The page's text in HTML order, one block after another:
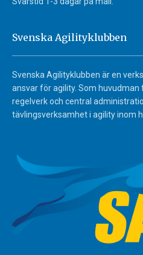
Svenska Agilityklubben
Svenska Agilityklubben är en
ansvar för agility. Som
regelverk och central
tävlingsverksamhet i agility inom